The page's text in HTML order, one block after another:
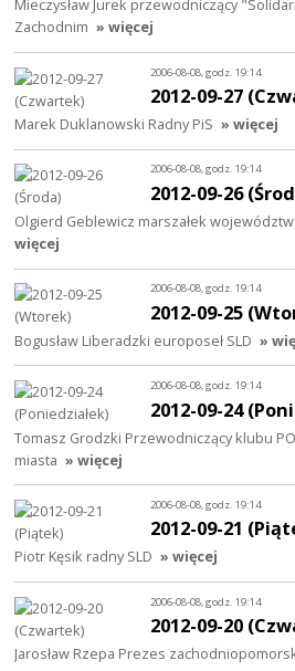
Mieczysław Jurek przewodniczący
Zachodnim » więcej
2006-08-08, godz. 19:14
2012-09-27
Marek Duklanowski Radny PiS » więcej
2006-08-08, godz. 19:14
2012-09-26
Olgierd Geblewicz marszałek
więcej
2006-08-08, godz. 19:14
2012-09-25
Bogusław Liberadzki europoseł SLD »
2006-08-08, godz. 19:14
2012-09-24
Tomasz Grodzki Przewodniczący klubu
miasta » więcej
2006-08-08, godz. 19:14
2012-09-21
Piotr Kęsik radny SLD » więcej
2006-08-08, godz. 19:14
2012-09-20
Jarosław Rzepa Prezes